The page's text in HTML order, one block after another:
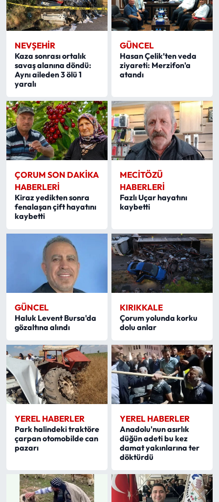
NEVŞEHIR
Kaza sonrası ortalık
savaş alanına döndü:
Aynı aileden 3 ölü 1
yaralı
GÜNCEL
Hasan Çelik’ten veda
ziyareti: Merzifon'a
atandı
ÇORUM SON DAKIKA
HABERLERI
Kiraz yedikten sonra
fenalaşan çift hayatını
kaybetti
MECITÖZÜ
HABERLERI
Fazlı Uçar hayatını
kaybetti
GÜNCEL
Haluk Levent Bursa'da
gözaltına alındı
KIRIKKALE
Çorum yolunda korku
dolu anlar
YEREL HABERLER
Park halindeki traktöre
çarpan otomobilde can
pazarı
YEREL HABERLER
Anadolu'nun asırlık
düğün adeti bu kez
damat yakınlarına ter
döktürdü